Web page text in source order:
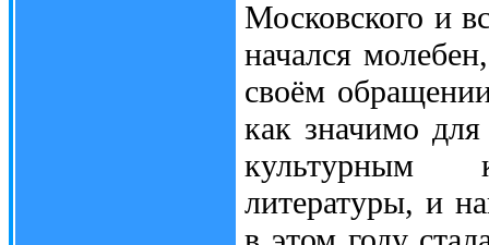
Московского и
начался
своём
как значимо
культурным
литературы, и